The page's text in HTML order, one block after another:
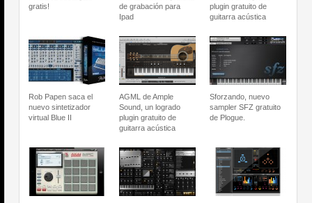
gratis!
de grabación para
Ipad
plugin gratuito de
guitarra acústica
Rob Papen saca el
nuevo sintetizador
virtual Blue II
AGML de Ample
Sound, un logrado
plugin gratuito de
guitarra acústica
Sforzando, nuevo
sampler SFZ gratuito
de Plogue.